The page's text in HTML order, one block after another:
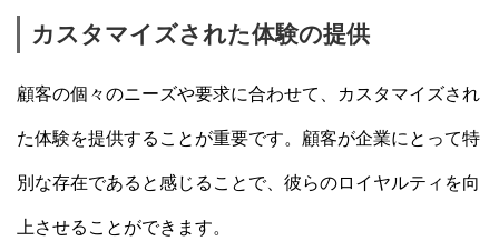
カスタマイズされた体験の提供
顧客の個々のニーズや要求に合わせて、カスタマイズされ
た体験を提供することが重要です。顧客が企業にとって特
別な存在であると感じることで、彼らのロイヤルティを向
上させることができます。